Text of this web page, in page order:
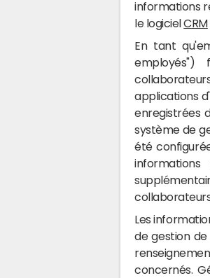
informations
le logicielCRM
En tant
employés")
applications
enregistrées
système de
été
Les
de gestion de
concernés.